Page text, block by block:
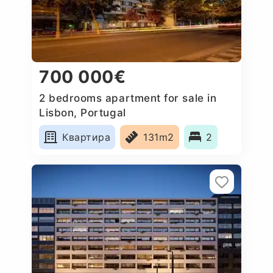
700 000€
2 bedrooms apartment for sale in
Lisbon, Portugal
Квартира
131m2 2